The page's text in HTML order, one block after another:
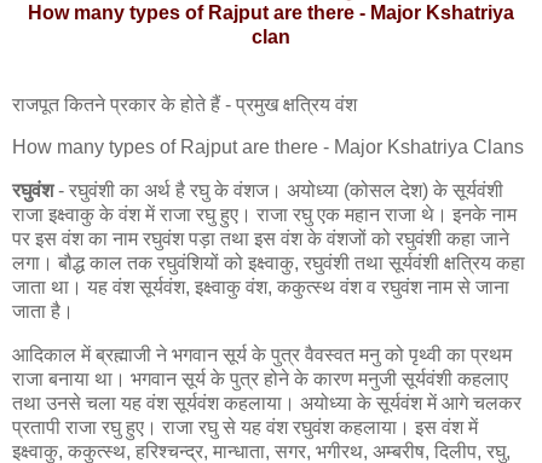
How many types of Rajput are there - Major Kshatriya
clan
राजपूत कितने प्रकार के होते हैं - प्रमुख क्षत्रिय वंश
How many types of Rajput are there - Major Kshatriya Clans
रघुवंश- रघुवंशी का अर्थ है रघु के वंशज। अयोध्या (कोसल देश) के सूर्यवंशी
राजा इक्ष्वाकु के वंश में राजा रघु हुए। राजा रघु एक महान राजा थे। इनके नाम
पर इस वंश का नाम रघुवंश पड़ा तथा इस वंश के वंशजों को रघुवंशी कहा जाने
लगा। बौद्ध काल तक रघुवंशियों को इक्ष्वाकु, रघुवंशी तथा सूर्यवंशी क्षत्रिय कहा
जाता था। यह वंश सूर्यवंश, इक्ष्वाकु वंश, ककुत्स्थ वंश व रघुवंश नाम से जाना
जाता है।
आदिकाल में ब्रह्माजी ने भगवान सूर्य के पुत्र वैवस्वत मनु को पृथ्वी का प्रथम
राजा बनाया था। भगवान सूर्य के पुत्र होने के कारण मनुजी सूर्यवंशी कहलाए
तथा उनसे चला यह वंश सूर्यवंश कहलाया। अयोध्या के सूर्यवंश में आगे चलकर
प्रतापी राजा रघु हुए। राजा रघु से यह वंश रघुवंश कहलाया। इस वंश में
इक्ष्वाकु, ककुत्स्थ, हरिश्चन्द्र, मान्धाता, सगर, भगीरथ, अम्बरीष, दिलीप, रघु,